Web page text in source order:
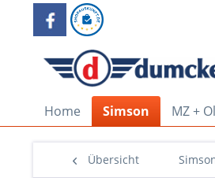
Home Simson MZ +
Übersicht